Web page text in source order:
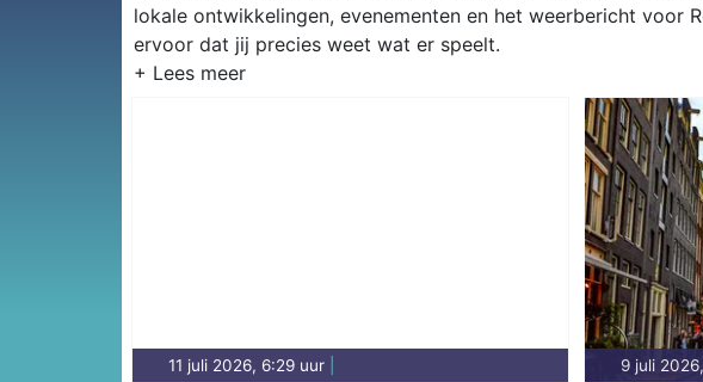
lokale ontwikkelingen, evenementen en het weerbericht voor
ervoor dat jij precies weet wat er speelt.
Van werkzaamheden op de N372 en evenementen als de
de regio Noordenveld en het noorden van Drenthe.
11 juli 2026, 6:29 uur 9 juli